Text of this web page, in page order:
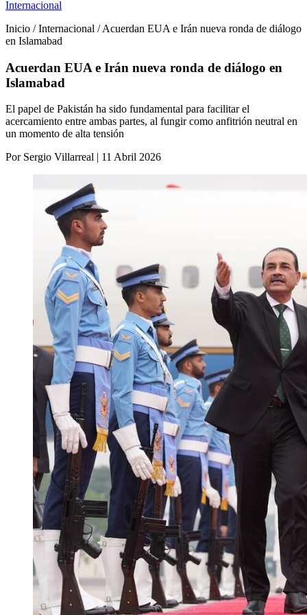
Internacional
Inicio / Internacional / Acuerdan EUA e Irán nueva ronda de diálogo
en Islamabad
Acuerdan EUA e Irán nueva ronda de diálogo en
Islamabad
El papel de Pakistán ha sido fundamental para facilitar el
acercamiento entre ambas partes, al fungir como anfitrión neutral en
un momento de alta tensión
Por Sergio Villarreal | 11 Abril 2026